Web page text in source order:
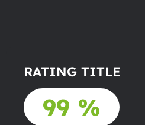
RATING TITLE
99 %